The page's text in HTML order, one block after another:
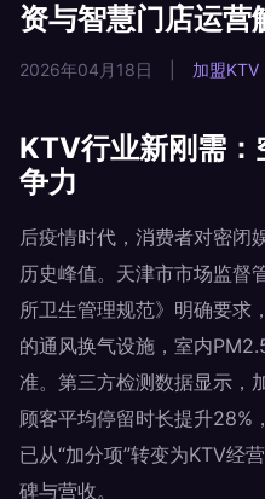
资与智慧门店运营
2026年04月18日 加盟KTV
KTV行业新刚需：
争力
后疫情时代，消费者对密闭
历史峰值。天津市市场监督
所卫生管理规范》明确要求
的通风换气设施，室内
准。第三方检测数据显示，
顾客平均停留时长提升28%
已从“加分项”转变为KTV经
碑与营收。